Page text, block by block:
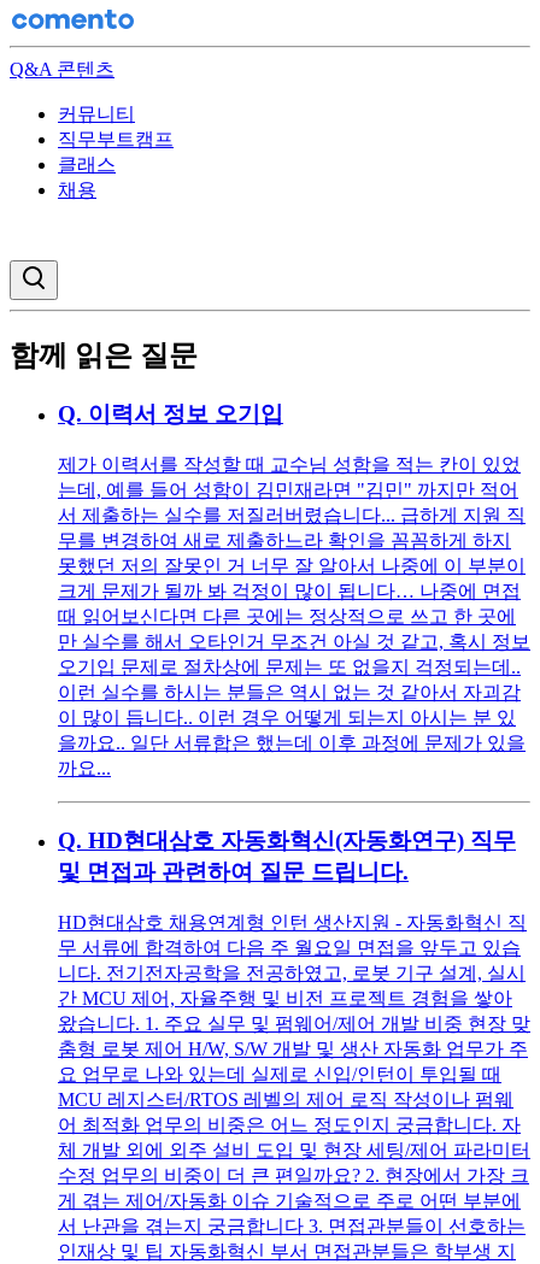
Q&A 콘텐츠
커뮤니티
직무부트캠프
클래스
채용
함께 읽은 질문
Q. 이력서 정보 오기입
제가 이력서를 작성할 때 교수님 성함을 적는 칸이 있었
는데, 예를 들어 성함이 김민재라면 "김민" 까지만 적어
서 제출하는 실수를 저질러버렸습니다... 급하게 지원 직
무를 변경하여 새로 제출하느라 확인을 꼼꼼하게 하지
못했던 저의 잘못인 거 너무 잘 알아서 나중에 이 부분이
크게 문제가 될까 봐 걱정이 많이 됩니다… 나중에 면접
때 읽어보신다면 다른 곳에는 정상적으로 쓰고 한 곳에
만 실수를 해서 오타인거 무조건 아실 것 같고, 혹시 정보
오기입 문제로 절차상에 문제는 또 없을지 걱정되는데..
이런 실수를 하시는 분들은 역시 없는 것 같아서 자괴감
이 많이 듭니다.. 이런 경우 어떻게 되는지 아시는 분 있
을까요.. 일단 서류합은 했는데 이후 과정에 문제가 있을
까요...
Q. HD현대삼호 자동화혁신(자동화연구) 직무
및 면접과 관련하여 질문 드립니다.
HD현대삼호 채용연계형 인턴 생산지원 - 자동화혁신 직
무 서류에 합격하여 다음 주 월요일 면접을 앞두고 있습
니다. 전기전자공학을 전공하였고, 로봇 기구 설계, 실시
간 MCU 제어, 자율주행 및 비전 프로젝트 경험을 쌓아
왔습니다. 1. 주요 실무 및 펌웨어/제어 개발 비중 현장 맞
춤형 로봇 제어 H/W, S/W 개발 및 생산 자동화 업무가 주
요 업무로 나와 있는데 실제로 신입/인턴이 투입될 때
MCU 레지스터/RTOS 레벨의 제어 로직 작성이나 펌웨
어 최적화 업무의 비중은 어느 정도인지 궁금합니다. 자
체 개발 외에 외주 설비 도입 및 현장 세팅/제어 파라미터
수정 업무의 비중이 더 큰 편일까요? 2. 현장에서 가장 크
게 겪는 제어/자동화 이슈 기술적으로 주로 어떤 부분에
서 난관을 겪는지 궁금합니다 3. 면접관분들이 선호하는
인재상 및 팁 자동화혁신 부서 면접관분들은 학부생 지